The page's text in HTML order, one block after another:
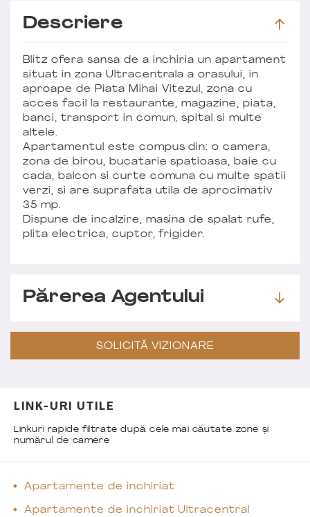
Descriere
Blitz ofera sansa de a inchiria un apartament
situat in zona Ultracentrala a orasului, in
aproape de Piata Mihai Vitezul, zona cu
acces facil la restaurante, magazine, piata,
banci, transport in comun, spital si multe
altele.
Apartamentul este compus din: o camera,
zona de birou, bucatarie spatioasa, baie cu
cada, balcon si curte comuna cu multe spatii
verzi, si are suprafata utila de aprocimativ
35 mp.
Dispune de incalzire, masina de spalat rufe,
plita electrica, cuptor, frigider.
Părerea Agentului
SOLICITĂ VIZIONARE
LINK-URI UTILE
Linkuri rapide filtrate după cele mai căutate zone și
numărul de camere
Apartamente de inchiriat
Apartamente de inchiriat Ultracentral